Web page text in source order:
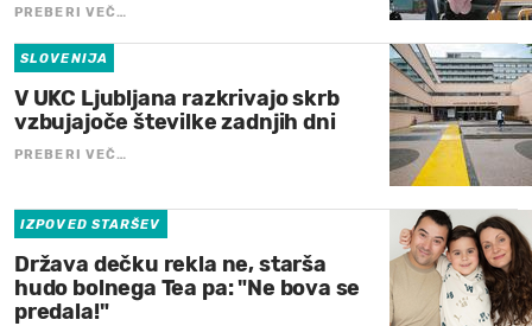
PREBERI VEČ…
SLOVENIJA
V UKC Ljubljana razkrivajo skrb
vzbujajoče številke zadnjih dni
PREBERI VEČ…
IZPOVED STARŠEV
Država dečku rekla ne, starša
hudo bolnega Tea pa: "Ne bova se
predala!"